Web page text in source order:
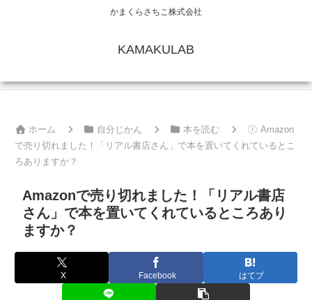
かまくらさちこ株式会社
KAMAKULAB
ホーム 自分じかん 本を読む
Amazon
で売り切れました！「リアル書店さん」で本を置いてくれているとこ
ろありますか？
Amazonで売り切れました！「リアル書店
さん」で本を置いてくれているところあり
ますか？
X Facebook はてブ